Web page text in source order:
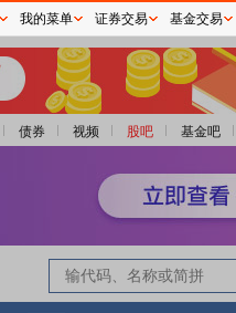
债券 视频 股吧 基金吧
我的菜单 证券交易 基金交易